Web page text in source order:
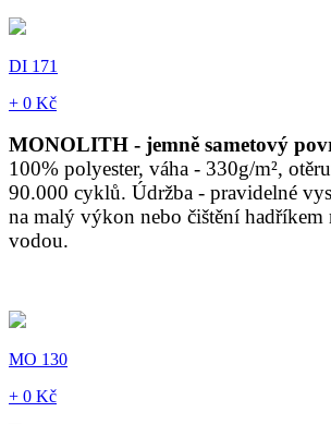
DI 171
+ 0 Kč
MONOLITH - jemně sametový
100% polyester, váha - 330g/m²,
90.000 cyklů. Údržba - pravidelné
na malý výkon nebo čištění hadříkem
vodou.
MO 130
+ 0 Kč